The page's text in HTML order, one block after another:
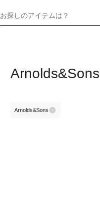
お探しのアイテムは？
Arnolds&Sons